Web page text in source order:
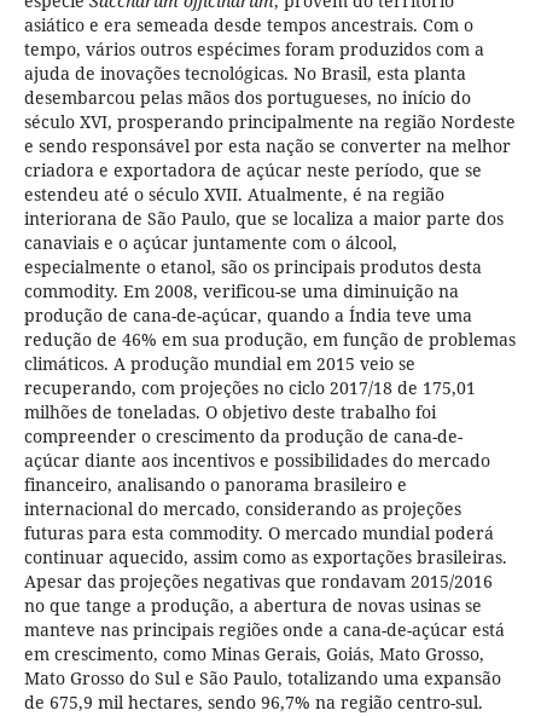
asiático e era semeada desde tempos ancestrais. Com o
tempo, vários outros espécimes foram produzidos com a
ajuda de inovações tecnológicas. No Brasil, esta planta
desembarcou pelas mãos dos portugueses, no início do
século XVI, prosperando principalmente na região Nordeste
e sendo responsável por esta nação se converter na melhor
criadora e exportadora de açúcar neste período, que se
estendeu até o século XVII. Atualmente, é na região
interiorana de São Paulo, que se localiza a maior parte dos
canaviais e o açúcar juntamente com o álcool,
especialmente o etanol, são os principais produtos desta
commodity. Em 2008, verificou-se uma diminuição na
produção de cana-de-açúcar, quando a Índia teve uma
redução de 46% em sua produção, em função de problemas
climáticos. A produção mundial em 2015 veio se
recuperando, com projeções no ciclo 2017/18 de 175,01
milhões de toneladas. O objetivo deste trabalho foi
compreender o crescimento da produção de cana-de-
açúcar diante aos incentivos e possibilidades do mercado
financeiro, analisando o panorama brasileiro e
internacional do mercado, considerando as projeções
futuras para esta commodity. O mercado mundial poderá
continuar aquecido, assim como as exportações brasileiras.
Apesar das projeções negativas que rondavam 2015/2016
no que tange a produção, a abertura de novas usinas se
manteve nas principais regiões onde a cana-de-açúcar está
em crescimento, como Minas Gerais, Goiás, Mato Grosso,
Mato Grosso do Sul e São Paulo, totalizando uma expansão
de 675,9 mil hectares, sendo 96,7% na região centro-sul.